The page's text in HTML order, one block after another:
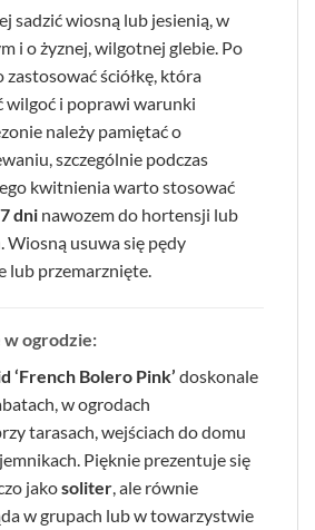
sadzić wiosną lub jesienią, w
i o żyznej, wilgotnej glebie. Po
ściółkę, która
wilgoć i poprawi warunki
należy pamiętać o
szczególnie podczas
kwitnienia warto stosować
dni nawozem do hortensji lub
Wiosną usuwa się pędy
lub przemarznięte.
w ogrodzie:
‘French Bolero Pink’ doskonale
w ogrodach
tarasach, wejściach do domu
Pięknie prezentuje się
jakosoliter , ale równie
w grupach lub w towarzystwie